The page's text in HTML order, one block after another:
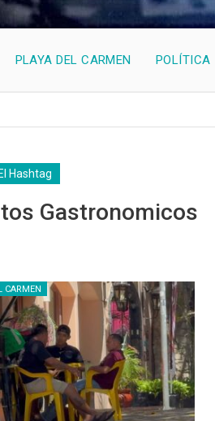
PLAYA DEL CARMEN POLÍTICA
Hashtag
Gastronomicos
CARMEN